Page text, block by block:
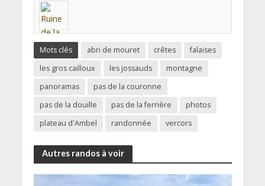
Mots clés abri de mouret crêtes
falaises
les gros cailloux
les jossauds
montagne
panoramas
pas de la couronne
pas de la douille
pas de la ferrière
photos
plateau d'Ambel
randonnée vercors
Autres randos à voir